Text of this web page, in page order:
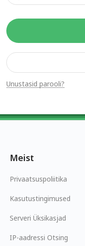
Unustasid parooli?
Meist
Privaatsuspoliitika
Kasutustingimused
Serveri Üksikasjad
IP-aadressi Otsing